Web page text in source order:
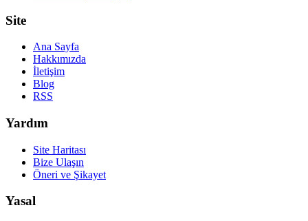
Site
Ana Sayfa
Hakkımızda
İletişim
Blog
RSS
Yardım
Site Haritası
Bize Ulaşın
Öneri ve Şikayet
Yasal